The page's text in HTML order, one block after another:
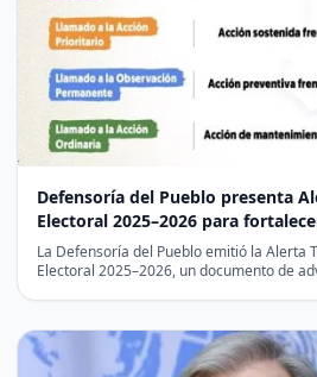
Defensoría del Pueblo presenta
Electoral 2025–2026 para
democráticas
La Defensoría del Pueblo emitió la Alerta
Electoral 2025–2026, un documento de